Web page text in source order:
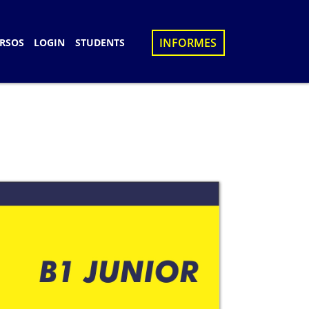
INFORMES
LOGIN STUDENTS